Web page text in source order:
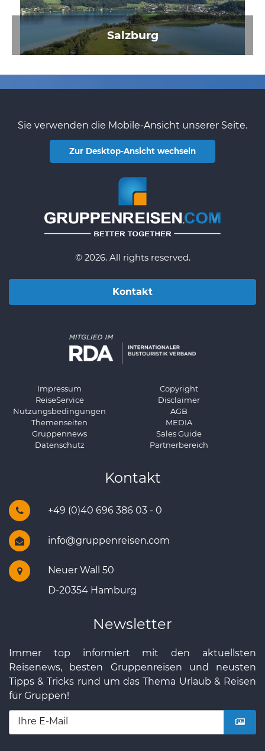
Salzburg
Sie verwenden die Mobile-Ansicht unserer Seite.
Zur Desktop-Ansicht wechseln
© 2026. All rights reserved.
Kontakt
Impressum
ReiseService
Nutzungsbedingungen
Themenseiten
Gruppennews
Datenschutz
Copyright
Disclaimer
AGB
MEDIA
Sales Guide
Partnerbereich
Kontakt
+49 (0)40 696 386 03 - 0
info@gruppenreisen.com
Neuer Wall 50
D-20354 Hamburg
Newsletter
Immer top informiert mit den aktuellsten
Reisenews, besten Gruppenreisen und neusten
Tipps & Tricks rund um das Thema Urlaub & Reisen
für Gruppen!